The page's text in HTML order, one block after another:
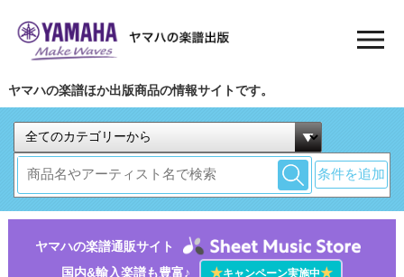
ヤマハの楽譜ほか出版商品の情報サイトです。
条件を追加
ヤマハの楽譜通販サイト
国内&輸入楽譜も豊富♪
★キャンペーン実施中★